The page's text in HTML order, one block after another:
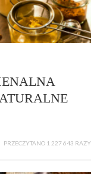
PRZECZYTANO 1 227 643 RAZY